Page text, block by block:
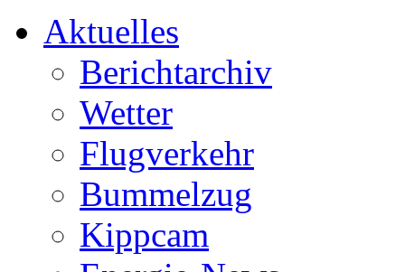
Aktuelles
Berichtarchiv
Wetter
Flugverkehr
Bummelzug
Kippcam